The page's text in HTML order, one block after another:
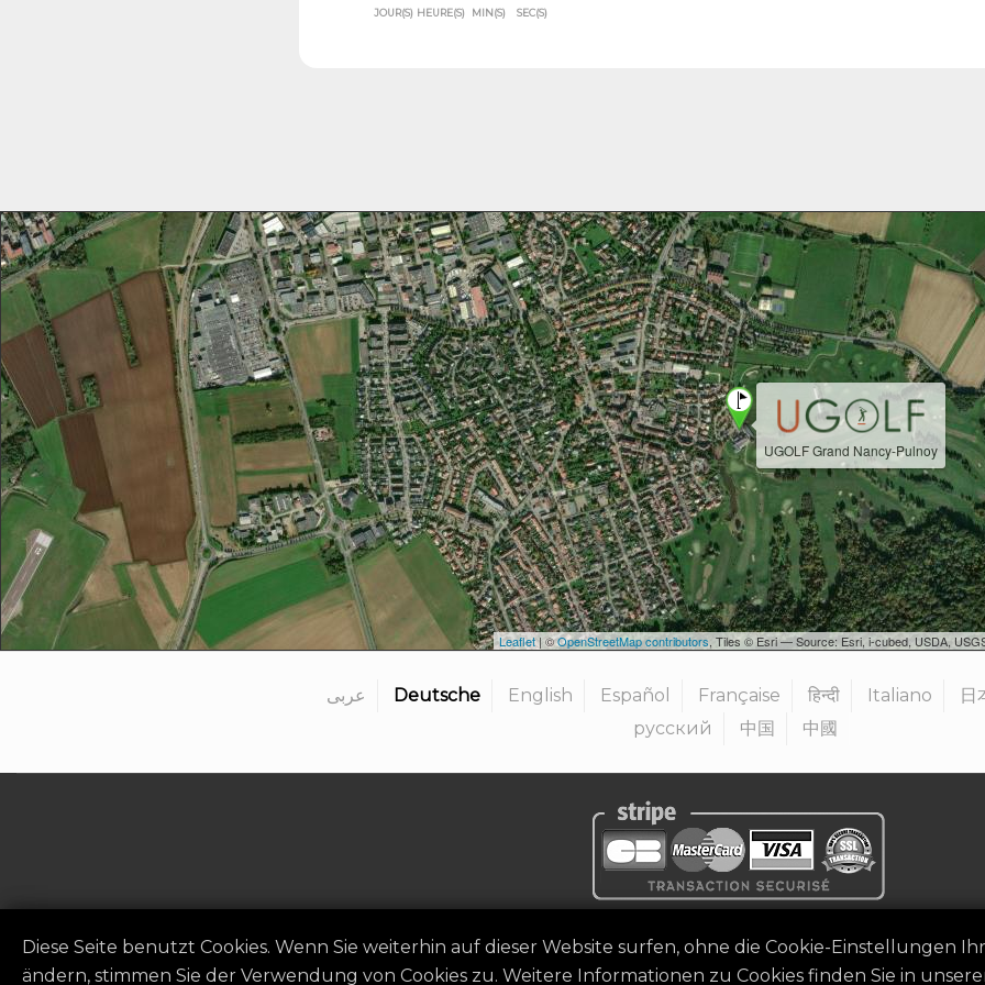
JOUR(S) HEURE(S) MIN(S) SEC(S)
UGOLF Grand Nancy-Pulnoy
Leaflet| ©OpenStreetMap contributors , Tiles © Esri — Source: Esri, i-cubed, USDA,
عربى Deutsche English Español Française हिन्दी Italiano
日
русский
中国 中國
Diese Seite benutzt Cookies. Wenn Sie weiterhin auf dieser Website surfen, ohne die Cookie-Einstellungen
ändern, stimmen Sie der Verwendung von Cookies zu. Weitere Informationen zu Cookies finden Sie in
©2026Golf Competitions @DigitalEventSystem